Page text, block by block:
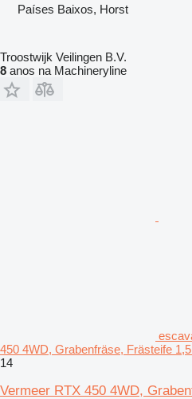
Países Baixos, Horst
Troostwijk Veilingen B.V.
8 anos na Machineryline
450 4WD, Grabenfräse, Frästeife
14
Vermeer RTX 450 4WD,